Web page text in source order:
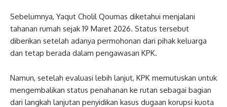
Sebelumnya, Yaqut Cholil Qoumas diketahui menjalani
tahanan rumah sejak 19 Maret 2026. Status tersebut
diberikan setelah adanya permohonan dari pihak keluarga
dan tetap berada dalam pengawasan KPK.
Namun, setelah evaluasi lebih lanjut, KPK memutuskan untuk
mengembalikan status penahanan ke rutan sebagai bagian
dari langkah lanjutan penyidikan kasus dugaan korupsi kuota